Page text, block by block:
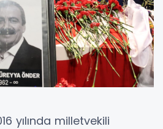
yılında milletvekili